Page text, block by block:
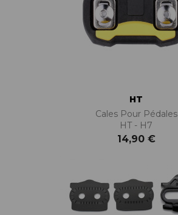
HT
Cales Pour Pédales
HT - H7
14,90 €